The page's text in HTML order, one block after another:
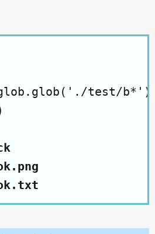
glob.glob('./test/